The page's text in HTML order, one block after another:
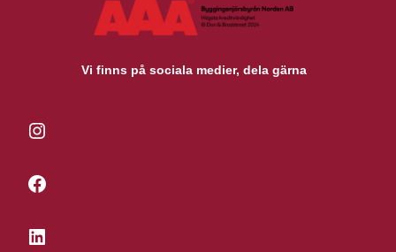
Vi finns på sociala medier, dela gärna
Instagram
Facebook
LinkedIn